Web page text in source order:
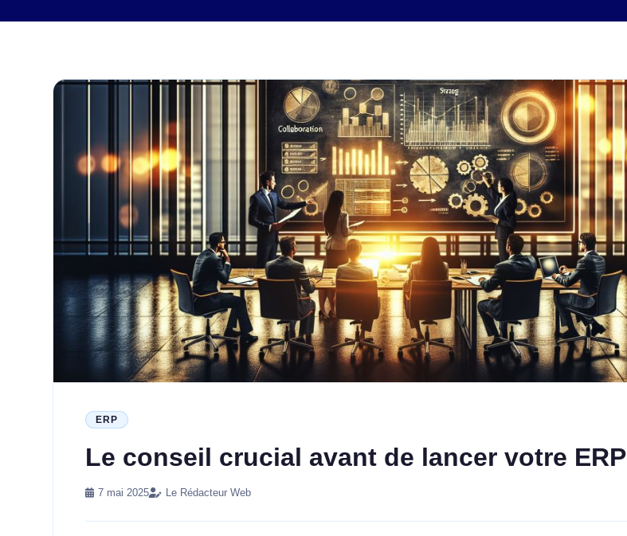
ERP
Le conseil crucial avant de lancer votre ERP
7 mai 2025 Le Rédacteur Web